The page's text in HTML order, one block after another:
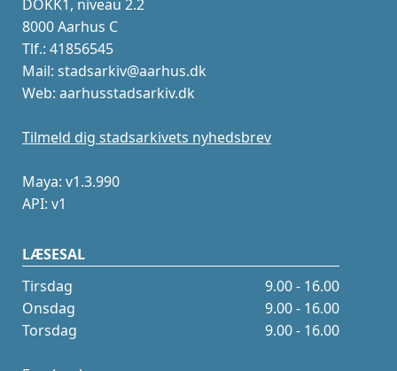
DOKK1, niveau 2.2
8000 Aarhus C
Tlf.: 41856545
Mail: stadsarkiv@aarhus.dk
Web: aarhusstadsarkiv.dk
Tilmeld dig stadsarkivets nyhedsbrev
Maya: v1.3.990
API: v1
LÆSESAL
Tirsdag
9.00 - 16.00
Onsdag
9.00 - 16.00
Torsdag
9.00 - 16.00